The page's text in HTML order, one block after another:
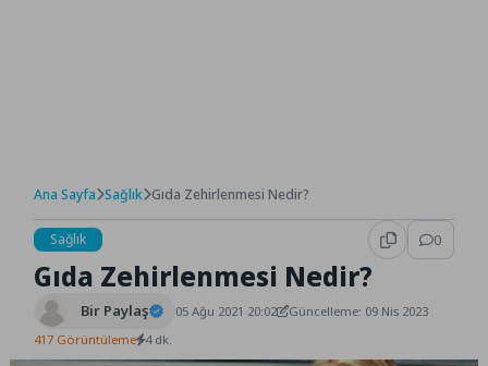
Ana Sayfa Sağlık Gıda Zehirlenmesi Nedir?
Sağlık 0
Gıda Zehirlenmesi Nedir?
Bir Paylaş 05 Ağu 2021 20:02
Güncelleme: 09 Nis 2023
417 Görüntüleme 4 dk.